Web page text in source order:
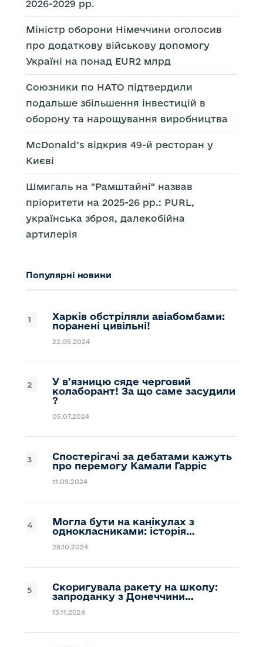
2026-2029 рр.
Міністр оборони Німеччини оголосив
про додаткову військову допомогу
Україні на понад EUR2 млрд
Союзники по НАТО підтвердили
подальше збільшення інвестицій в
оборону та нарощування виробництва
McDonald’s відкрив 49-й ресторан у
Києві
Шмигаль на "Рамштайні" назвав
пріоритети на 2025-26 рр.: PURL,
українська зброя, далекобійна
артилерія
Популярні новини
Харків обстріляли авіабомбами:
поранені цивільні!
22.05.2024
У вʼязницю сяде черговий
колаборант! За що саме засудили
?
05.07.2024
Спостерігачі за дебатами кажуть
про перемогу Камали Гарріс
11.09.2024
Могла бути на канікулах з
однокласниками: історія…
28.10.2024
Скоригувала ракету на школу:
запроданку з Донеччини…
13.11.2024